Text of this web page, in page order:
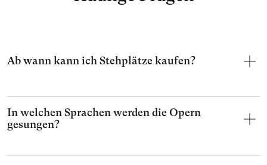
Ab wann kann ich Stehplätze kaufen?
In welchen Sprachen werden die Opern
gesungen?